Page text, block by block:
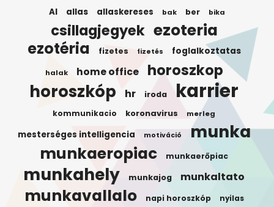
AI allas allaskereses bak ber bika
csillagjegyek ezoteria
ezotéria fizetes fizetés foglalkoztatas
halak home office horoszkop
horoszkóp hr iroda karrier
kommunikacio koronavirus merleg
mesterséges intelligencia motiváció munka
munkaeropiac munkaerőpiac
munkahely munkajog munkaltato
munkavallalo napi horoszkóp nyilas